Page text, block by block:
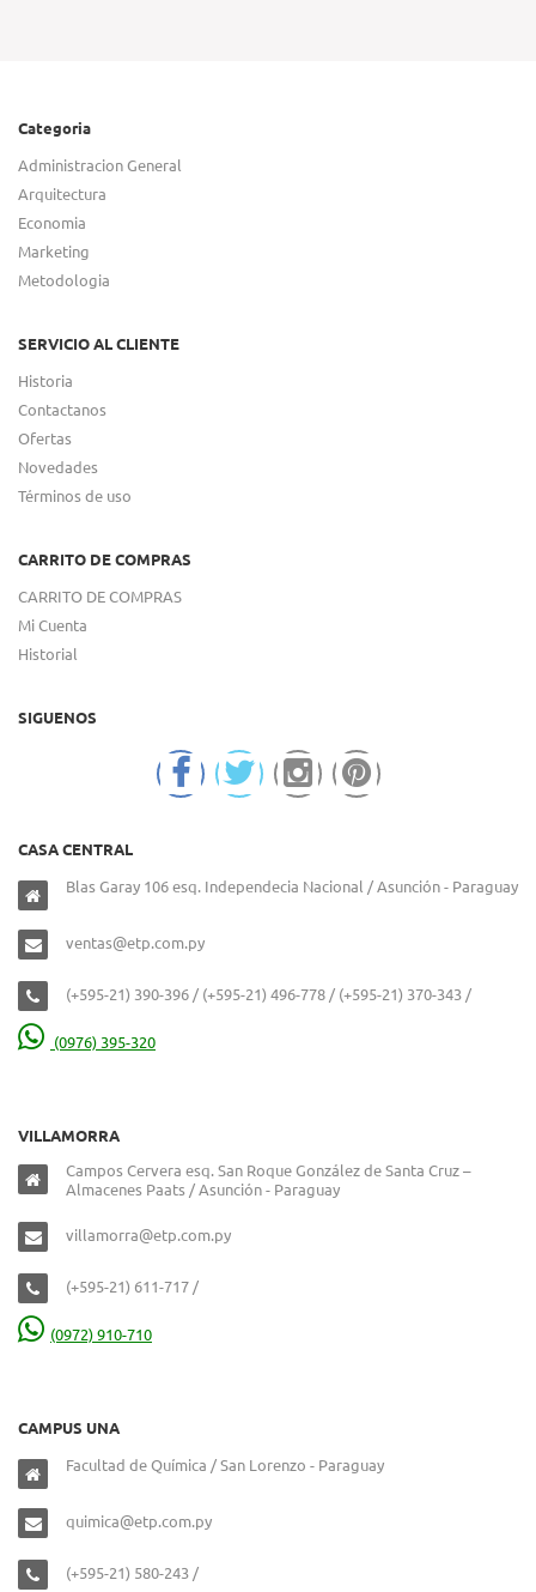
Categoria
Administracion General
Arquitectura
Economia
Marketing
Metodologia
SERVICIO AL CLIENTE
Historia
Contactanos
Ofertas
Novedades
Términos de uso
CARRITO DE COMPRAS
CARRITO DE COMPRAS
Mi Cuenta
Historial
SIGUENOS
CASA CENTRAL
Blas Garay 106 esq. Independecia Nacional / Asunción - Paraguay
ventas@etp.com.py
(+595-21) 390-396 / (+595-21) 496-778 / (+595-21) 370-343 /
(0976) 395-320
VILLAMORRA
Campos Cervera esq. San Roque González de Santa Cruz –
Almacenes Paats / Asunción - Paraguay
villamorra@etp.com.py
(+595-21) 611-717 /
(0972) 910-710
CAMPUS UNA
Facultad de Química / San Lorenzo - Paraguay
quimica@etp.com.py
(+595-21) 580-243 /